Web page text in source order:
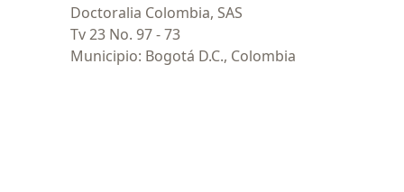
Doctoralia Colombia, SAS
Tv 23 No. 97 - 73
Municipio: Bogotá D.C., Colombia